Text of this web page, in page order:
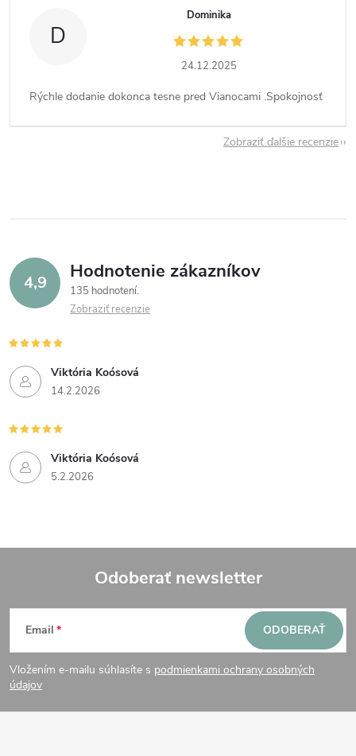
D
Dominika
24.12.2025
Rýchle dodanie dokonca tesne pred Vianocami .Spokojnosť
Zobraziť ďalšie recenzie
4,9 Hodnotenie zákazníkov
135 hodnotení
Zobraziť recenzie
Viktória Koósová
14.2.2026
Viktória Koósová
5.2.2026
Z
á
p
Odoberať newsletter
Email
Vložením e-mailu súhlasíte s podmienkami ochrany osobných
údajov
ODOBERAŤ